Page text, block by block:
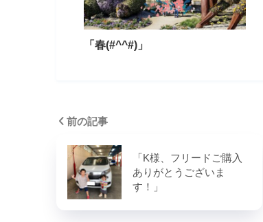
「春(#^^#)」
前の記事
「K様、フリードご購入
ありがとうございま
す！」